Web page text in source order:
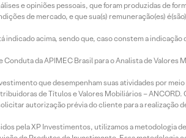
e opiniões pessoais, que foram produzidas de
de mercado, e que sua(s) remuneração(es)
acima, sendo que, caso constem a indicação
da APIMEC Brasil para o Analista de Valores
que desempenham suas atividades por meio
de Títulos e Valores Mobiliários –
autorização prévia do cliente para a realização
pela XP Investimentos, utilizamos a metodologia